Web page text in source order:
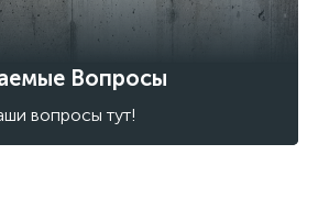
Вопросы
вопросы тут!